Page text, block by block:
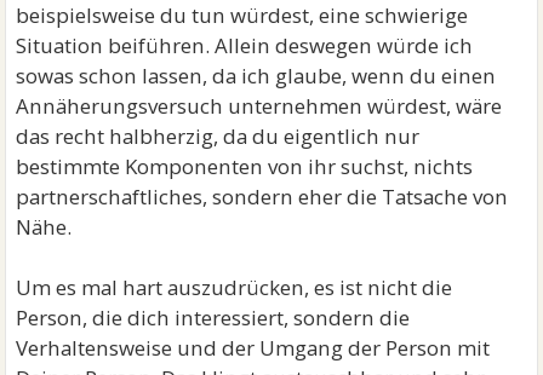
beispielsweise du tun würdest, eine schwierige
Situation beiführen. Allein deswegen würde ich
sowas schon lassen, da ich glaube, wenn du einen
Annäherungsversuch unternehmen würdest, wäre
das recht halbherzig, da du eigentlich nur
bestimmte Komponenten von ihr suchst, nichts
partnerschaftliches, sondern eher die Tatsache von
Nähe.
Um es mal hart auszudrücken, es ist nicht die
Person, die dich interessiert, sondern die
Verhaltensweise und der Umgang der Person mit